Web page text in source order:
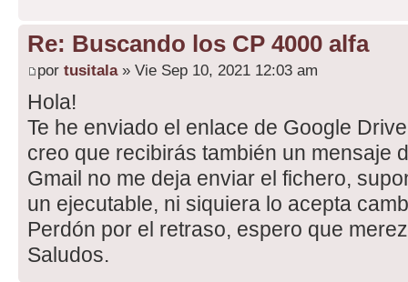
Re: Buscando los CP 4000 alfa
por tusitala» Vie Sep 10, 2021 12:03 am
Hola!
Te he enviado el enlace de Google
creo que recibirás también un mensaje
Gmail no me deja enviar el fichero,
un ejecutable, ni siquiera lo acepta
Perdón por el retraso, espero que
Saludos.